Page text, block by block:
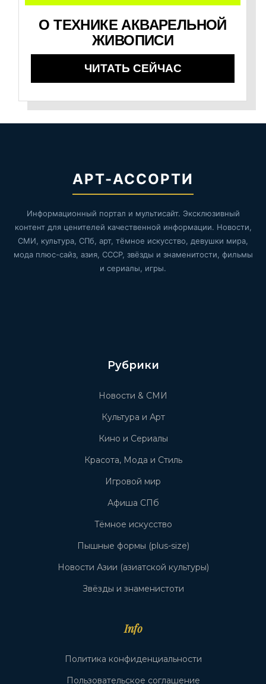
О ТЕХНИКЕ АКВАРЕЛЬНОЙ
ЖИВОПИСИ
ЧИТАТЬ СЕЙЧАС
АРТ-АССОРТИ
Информационный портал и мультисайт. Эксклюзивный
контент для ценителей качественной информации. Новости,
СМИ, культура, СПб, арт, тёмное искусство, девушки мира,
мода плюс-сайз, азия, СССР, звёзды и знаменитости, фильмы
и сериалы, игры.
Рубрики
Новости & СМИ
Культура и Арт
Кино и Сериалы
Красота, Мода и Стиль
Игровой мир
Афиша СПб
Тёмное искусство
Пышные формы (plus-size)
Новости Азии (азиатской культуры)
Звёзды и знаменистоти
Info
Политика конфиденциальности
Пользовательское соглашение